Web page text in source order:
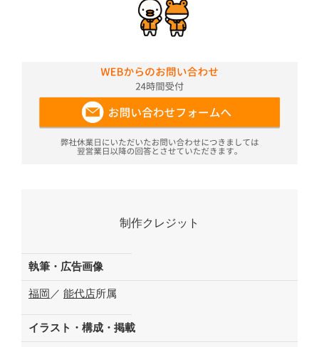
制作クレジット
執筆・広告画像
福岡 ／ 能代店所属
イラスト・構成・掲載